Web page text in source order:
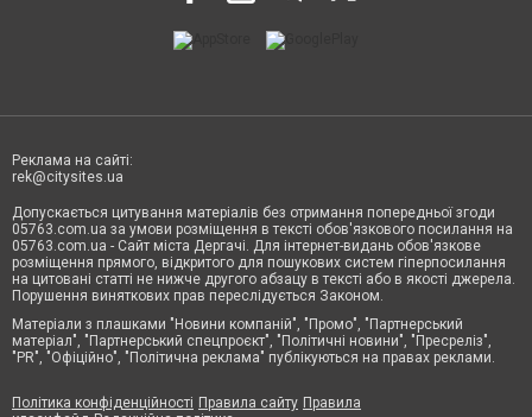
Реклама на сайті:
rek@citysites.ua
Допускається цитування матеріалів без отримання попередньої згоди
05763.com.ua за умови розміщення в тексті обов'язкового посилання на
05763.com.ua - Сайт міста Дергачі. Для інтернет-видань обов'язкове
розміщення прямого, відкритого для пошукових систем гіперпосилання
на цитовані статті не нижче другого абзацу в тексті або в якості джерела.
Порушення виняткових прав переслідується Законом.
Матеріали з плашками "Новини компаній", "Промо", "Партнерський
матеріал", "Партнерський спецпроєкт", "Політичні новини", "Пресреліз",
"PR", "Офіційно", "Політична реклама" публікуються на правах реклами.
Політика конфіденційності Правила сайту Правила